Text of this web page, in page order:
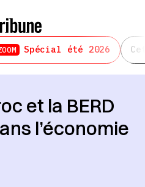
Spécial été 2026
et la BERD
l’économie